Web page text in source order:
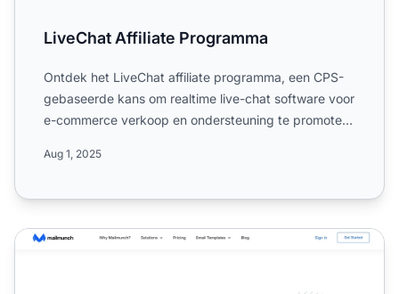
LiveChat Affiliate Programma
Ontdek het LiveChat affiliate programma, een CPS-
gebaseerde kans om realtime live-chat software voor
e-commerce verkoop en ondersteuning te promoten.
Aug 1, 2025
Mailmunch Affiliate Programma